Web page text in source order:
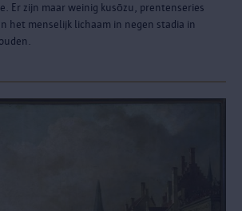
Er zijn maar weinig kusōzu, prentenseries
het menselijk lichaam in negen stadia in